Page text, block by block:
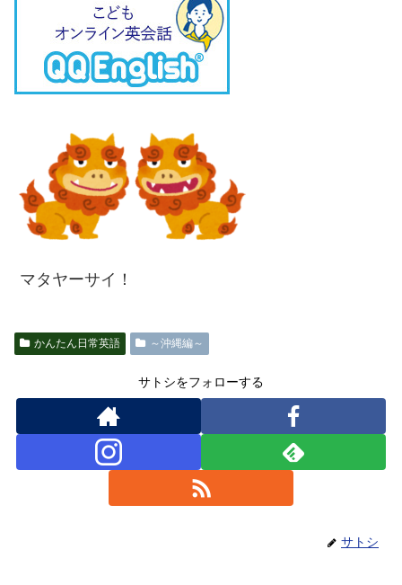
マタヤーサイ！
かんたん日常英語 ～沖縄編～
サトシをフォローする
サトシ